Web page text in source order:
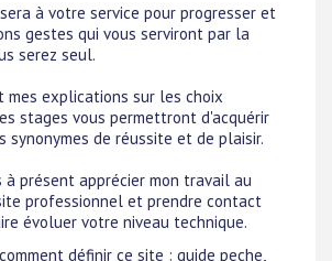
à votre service pour progresser et
gestes qui vous serviront par la
serez seul.
mes explications sur les choix
stages vous permettront d'acquérir
synonymes de réussite et de plaisir.
à présent apprécier mon travail au
professionnel et prendre contact
évoluer votre niveau technique.
définir ce site : guide peche,